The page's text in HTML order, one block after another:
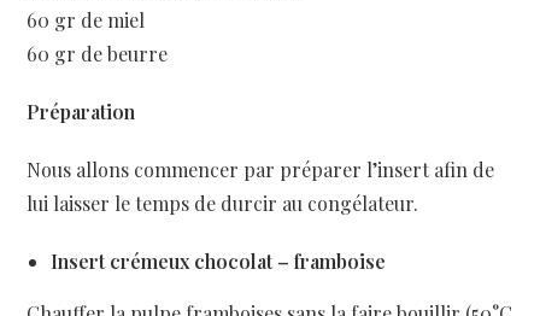
60 gr de miel
60 gr de beurre
Préparation
Nous allons commencer par préparer l’insert afin de
lui laisser le temps de durcir au congélateur.
Insert crémeux chocolat – framboise